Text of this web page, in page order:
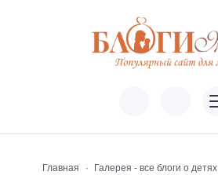
Главная Галерея - все блоги о детях